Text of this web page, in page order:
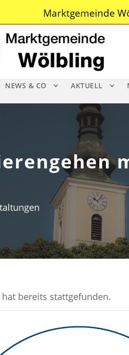
Marktgemeinde
NEWS & CO AKTUELL
hat bereits stattgefunden.